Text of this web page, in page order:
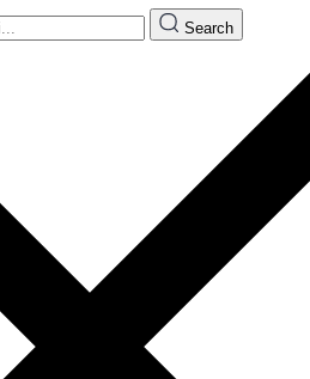
Search